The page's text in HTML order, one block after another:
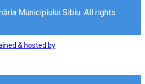
Municipiului Sibiu. All rights
& hosted by